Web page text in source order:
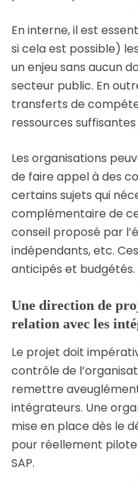
En interne, il est
si cela est possible)
un enjeu sans aucun
secteur public. En
transferts de
ressources
Les organisations
de faire appel à des
certains sujets qui
complémentaire de
conseil proposé par
indépendants, etc.
anticipés et budgétés.
Une direction de
relation avec les
Le projet doit
contrôle de
remettre
intégrateurs. Une
mise en place dès le
pour réellement
SAP.